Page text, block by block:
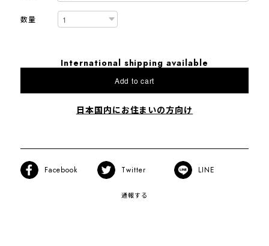
数量
International shipping available
Add to cart
日本国内にお住まいの方向け
Facebook Twitter LINE
通報する